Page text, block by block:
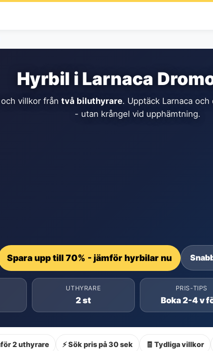
Hyrbil i Larnaca
villkor från två biluthyrare. Upptäck Larnaca
- utan krångel vid upphämtning.
Spara upp till 70% - jämför hyrbilar nu
UTHYRARE
2 st
PRIS-TIPS
Boka 2-4 v
2 uthyrare ⚡ Sök pris på 30 sek 🧾 Tydliga villkor